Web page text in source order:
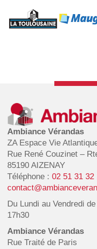
Ambiance Vérandas
ZA Espace Vie
Rue René Couzinet –
85190 AIZENAY
Téléphone : 02 51 31 32
Du Lundi au Vendredi
17h30
Ambiance Vérandas
Rue Traité de Paris